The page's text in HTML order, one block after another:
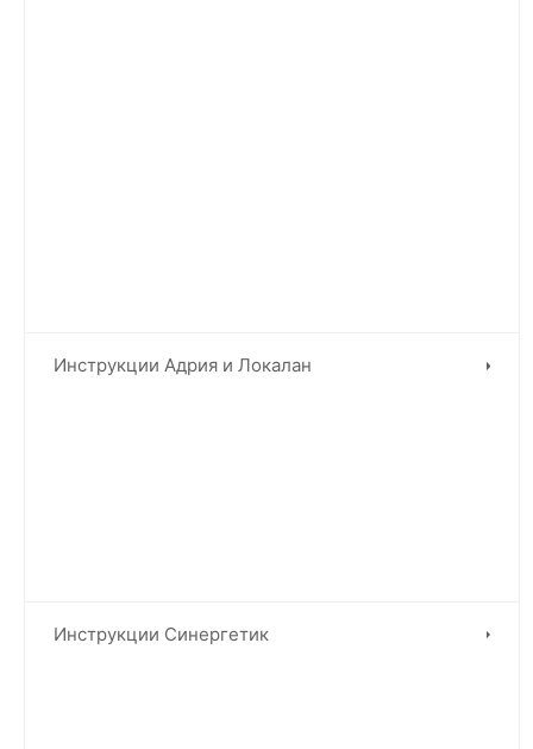
Инструкции Адрия и Локалан
Инструкции Синергетик